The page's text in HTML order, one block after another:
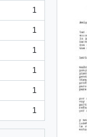
1
1
1
1
1
1